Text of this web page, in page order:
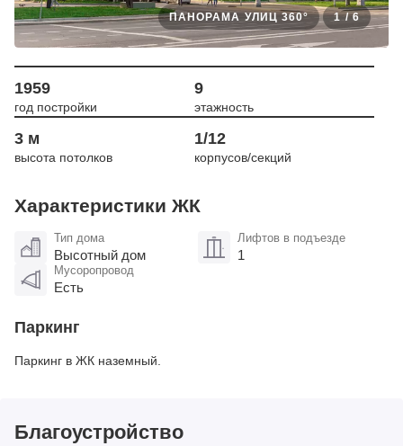
1/6
ПАНОРАМА УЛИЦ 360°
1959
год постройки
9
этажность
3 м
высота потолков
1/12
корпусов/секций
Характеристики ЖК
Тип дома
Высотный дом
Лифтов в подъезде
1
Мусоропровод
Есть
Паркинг
Паркинг в ЖК наземный.
Благоустройство